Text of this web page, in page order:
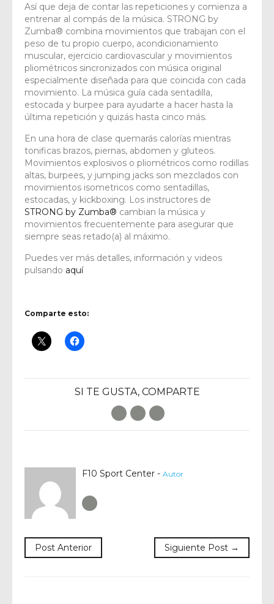
Así que deja de contar las repeticiones y comienza a
entrenar al compás de la música. STRONG by
Zumba® combina movimientos que trabajan con el
peso de tu propio cuerpo, acondicionamiento
muscular, ejercicio cardiovascular y movimientos
pliométricos sincronizados con música original
especialmente diseñada para que coincida con cada
movimiento. La música guía cada sentadilla,
estocada y burpee para ayudarte a hacer hasta la
última repetición y quizás hasta cinco más.
En una hora de clase quemarás calorías mientras
tonificas brazos, piernas, abdomen y gluteos.
Movimientos explosivos o pliométricos como rodillas
altas, burpees, y jumping jacks son mezclados con
movimientos isometricos como sentadillas,
estocadas, y kickboxing. Los instructores de
STRONG by Zumba® cambian la música y
movimientos frecuentemente para asegurar que
siempre seas retado(a) al máximo.
Puedes ver más detalles, información y videos
pulsando aquí
Comparte esto:
SI TE GUSTA, COMPARTE
Facebook
TwitterE-Mail
F10 Sport Center - Autor
Post Anterior Siguiente Post →